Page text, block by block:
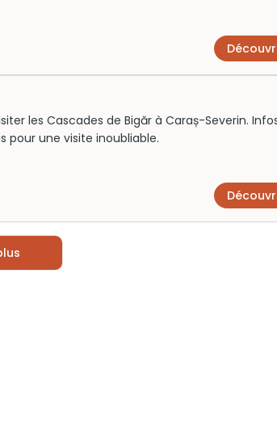
les Cascades de Bigăr à Caraș-Severin.
pour une visite inoubliable.